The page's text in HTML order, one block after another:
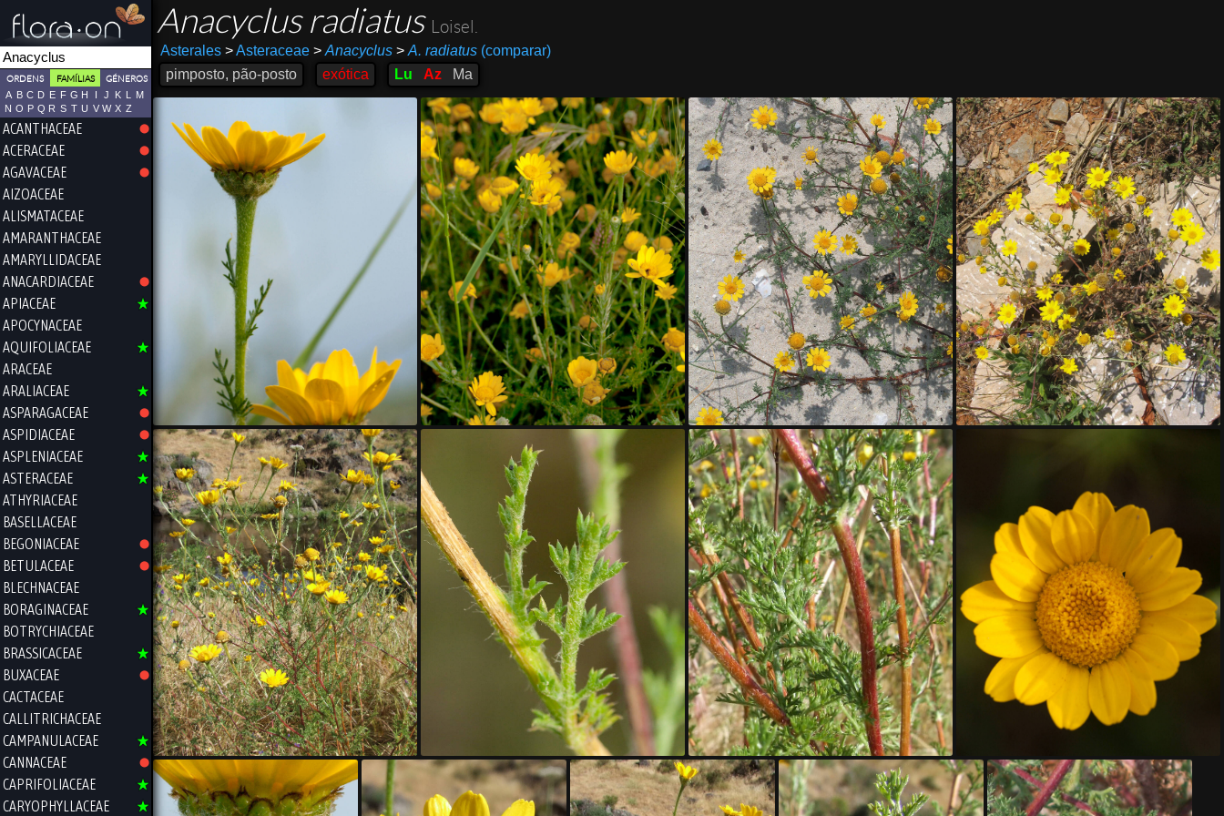
ORDENS FAMÍLIAS GÉNEROS
A B C D E F G H I J K L
M
N O P Q R S T U V W X Z
ACANTHACEAE
ACERACEAE
AGAVACEAE
AIZOACEAE
ALISMATACEAE
AMARANTHACEAE
AMARYLLIDACEAE
ANACARDIACEAE
APIACEAE
APOCYNACEAE
AQUIFOLIACEAE
ARACEAE
ARALIACEAE
ASPARAGACEAE
ASPIDIACEAE
ASPLENIACEAE
ASTERACEAE
ATHYRIACEAE
BASELLACEAE
BEGONIACEAE
BETULACEAE
BLECHNACEAE
BORAGINACEAE
BOTRYCHIACEAE
BRASSICACEAE
BUXACEAE
CACTACEAE
CALLITRICHACEAE
CAMPANULACEAE
CANNACEAE
CAPRIFOLIACEAE
CARYOPHYLLACEAE
Anacyclus radiatus Loisel.
Asterales >Asteraceae > Anacyclus > A. radiatus(comparar)
pimposto, pão-posto
exótica Lu Az Ma